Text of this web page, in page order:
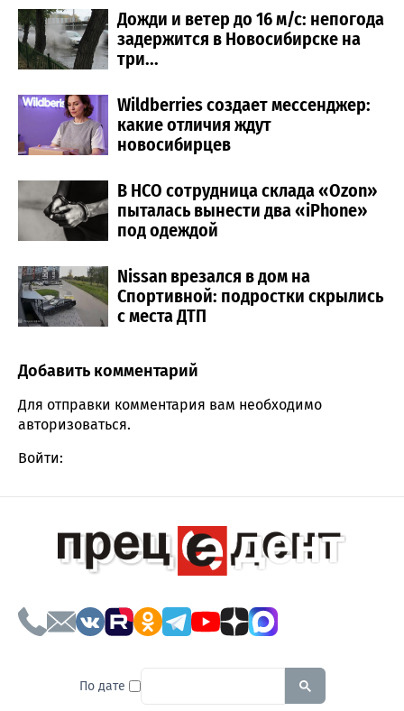
Дожди и ветер до 16 м/с: непогода
задержится в Новосибирске на
три...
Wildberries создает мессенджер:
какие отличия ждут
новосибирцев
В НСО сотрудница склада «Ozon»
пыталась вынести два «iPhone»
под одеждой
Nissan врезался в дом на
Спортивной: подростки скрылись
с места ДТП
Comment section
Добавить комментарий
Для отправки комментария вам необходимо
авторизоваться.
Войти:
По дате To search this site, enter a